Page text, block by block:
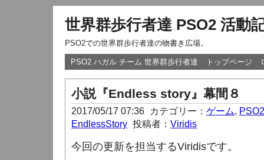
世界群歩行者達 PSO2 活動
PSO2での世界群歩行者達の物書き広場。
PSO2 ハガル チーム 世界群歩行者達 トップページ
小説『Endless story』幕間８
2017/05/17 07:36 カテゴリー： ゲーム, PSO2
EndlessStory 投稿者： Viridis
今回の更新を担当するViridisです。